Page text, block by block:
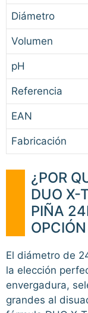
Diámetro
Volumen
pH
Referencia
EAN
Fabricación
¿POR
DUO X-
PIÑA
El diámetro de
la elección
envergadura,
grandes al